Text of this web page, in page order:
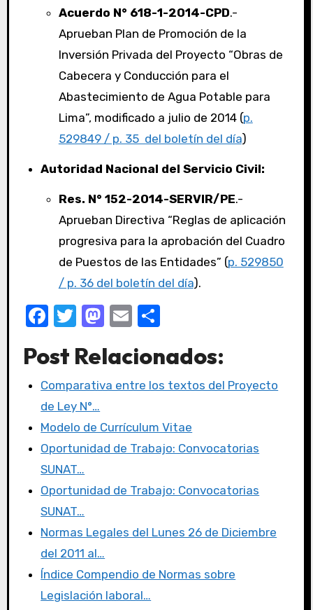
Acuerdo N° 618-1-2014-CPD.-
Aprueban Plan de Promoción de la
Inversión Privada del Proyecto “Obras de
Cabecera y Conducción para el
Abastecimiento de Agua Potable para
Lima”, modificado a julio de 2014 (p.
529849 / p. 35 del boletín del día)
Autoridad Nacional del Servicio Civil:
Res. N° 152-2014-SERVIR/PE.-
Aprueban Directiva “Reglas de aplicación
progresiva para la aprobación del Cuadro
de Puestos de las Entidades” (p. 529850
/ p. 36 del boletín del día).
F
c
e
b
o
o
k
T
it
te
r
M
st
o
o
n
E
ail
C
m
p
tir
Post Relacionados:
Comparativa entre los textos del Proyecto
de Ley N°…
Modelo de Currículum Vitae
Oportunidad de Trabajo: Convocatorias
SUNAT…
Oportunidad de Trabajo: Convocatorias
SUNAT…
Normas Legales del Lunes 26 de Diciembre
del 2011 al…
Índice Compendio de Normas sobre
Legislación laboral…